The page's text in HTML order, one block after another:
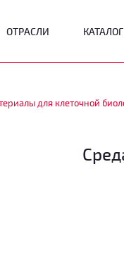
ОТРАСЛИ КАТАЛОГ
для клеточной